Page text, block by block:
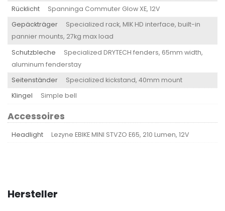
Rücklicht
Spanninga Commuter Glow XE, 12V
Gepäckträger
Specialized rack, MIK HD interface, built-in
pannier mounts, 27kg max load
Schutzbleche
Specialized DRYTECH fenders, 65mm width,
aluminum fenderstay
Seitenständer
Specialized kickstand, 40mm mount
Klingel
Simple bell
Accessoires
Headlight Lezyne EBIKE MINI STVZO E65, 210 Lumen, 12V
Hersteller